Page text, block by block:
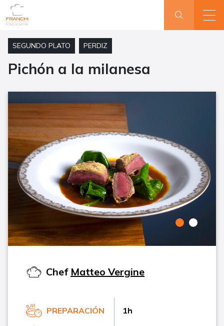
SEGUNDO PLATO PERDIZ
Pichón a la milanesa
Chef Matteo Vergine
PREPARACIÓN 1h